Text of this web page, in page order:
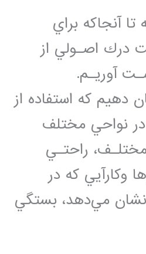
ﺁﻧﺠﺎﻛﻪ ﺑﺮﺍﻱ
ﺩﺭﻙ ﺍﺻـﻮﻟﻲ ﺍﺯ
ﺁﻭﺭﻳـﻢ.
ﺩﻫﻴﻢ ﻛﻪ ﺍﺳﺘﻔﺎﺩﻩ ﺍﺯ
ﻧﻮﺍﺣﻲ ﻣﺨﺘﻠﻒ
ﺭﺍﺣﺘـﻲ
ﻭﻛﺎﺭﺁﻳﻲ ﻛﻪ ﺩﺭ
ﻣﻲﺩﻫﺪ، ﺑﺴﺘﮕﻲ